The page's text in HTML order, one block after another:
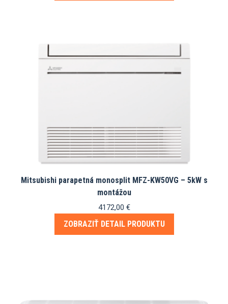
Mitsubishi parapetná monosplit MFZ-KW50VG – 5kW s
montážou
4172,00 €
ZOBRAZIŤ DETAIL PRODUKTU